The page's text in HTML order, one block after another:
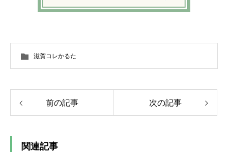
滋賀コレかるた
前の記事 次の記事
関連記事